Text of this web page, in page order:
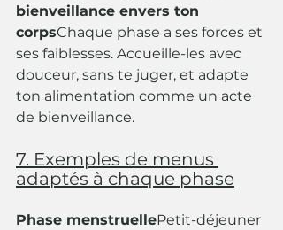
bienveillance envers ton
corpsChaque phase a ses forces et
ses faiblesses. Accueille-les avec
douceur, sans te juger, et adapte
ton alimentation comme un acte
de bienveillance.
7. Exemples de menus
adaptés à chaque phase
Phase menstruellePetit-déjeuner